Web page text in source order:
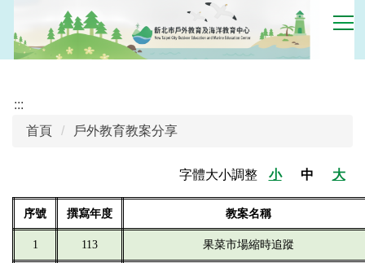
到
主
容
:::
首頁
戶外教育教案分享
字體大小調整 小 中 大
序號 撰寫年度 教案名稱
1 113 果菜市場縮時追蹤